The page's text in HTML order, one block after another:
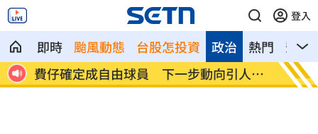
登入
即時 颱風動態 台股怎投資 熱門 影音
政治
命 費仔確定成自由球員 下一步動向引人關
注
米蘭
動